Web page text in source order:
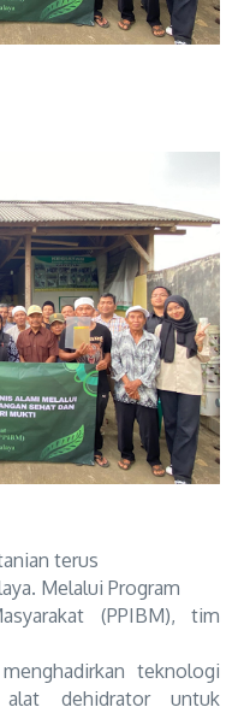
terus
Melalui Program
(PPIBM), tim
teknologi
dehidrator untuk